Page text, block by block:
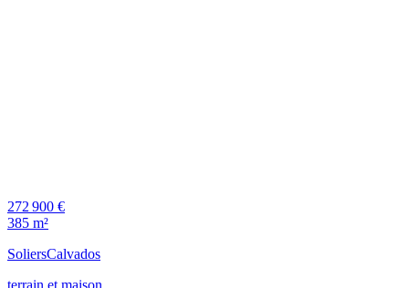
272 900 €
385 m²
SoliersCalvados
terrain et maison